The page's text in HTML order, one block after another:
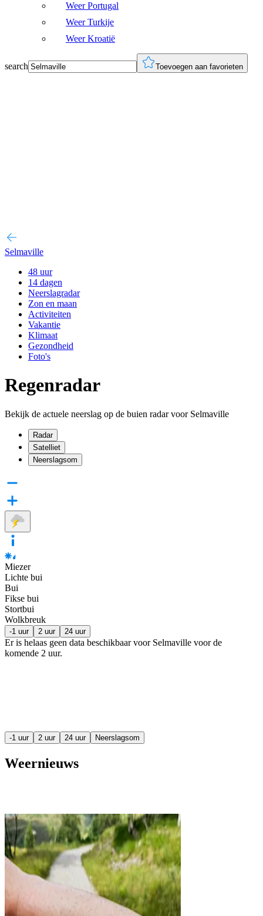
Weer Portugal
Weer Turkije
Weer Kroatië
search Toevoegen aan favorieten
Selmaville
48 uur
14 dagen
Neerslagradar
Zon en maan
Activiteiten
Vakantie
Klimaat
Gezondheid
Foto's
Regenradar
Bekijk de actuele neerslag op de buien radar voor Selmaville
Radar
Satelliet
Neerslagsom
Miezer
Lichte bui
Bui
Fikse bui
Stortbui
Wolkbreuk
-1 uur 2 uur 24 uur
Er is helaas geen data beschikbaar voor Selmaville voor de
komende 2 uur.
-1 uur 2 uur 24 uur Neerslagsom
Weernieuws